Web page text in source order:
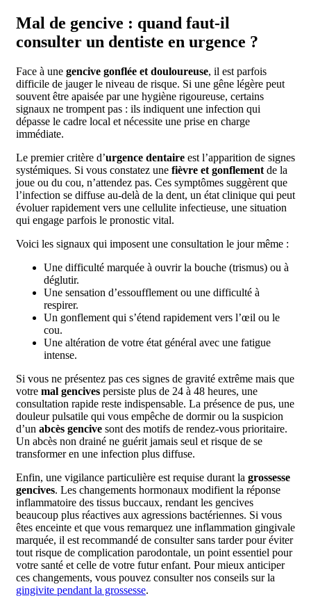
Mal de gencive : quand faut-il
consulter un dentiste en urgence ?
Face à une gencive gonflée et douloureuse, il est parfois
difficile de jauger le niveau de risque. Si une gêne légère peut
souvent être apaisée par une hygiène rigoureuse, certains
signaux ne trompent pas : ils indiquent une infection qui
dépasse le cadre local et nécessite une prise en charge
immédiate.
Le premier critère d’urgence dentaire est l’apparition de signes
systémiques. Si vous constatez une fièvre et gonflement de la
joue ou du cou, n’attendez pas. Ces symptômes suggèrent que
l’infection se diffuse au-delà de la dent, un état clinique qui peut
évoluer rapidement vers une cellulite infectieuse, une situation
qui engage parfois le pronostic vital.
Voici les signaux qui imposent une consultation le jour même :
Une difficulté marquée à ouvrir la bouche (trismus) ou à
déglutir.
Une sensation d’essoufflement ou une difficulté à
respirer.
Un gonflement qui s’étend rapidement vers l’œil ou le
cou.
Une altération de votre état général avec une fatigue
intense.
Si vous ne présentez pas ces signes de gravité extrême mais que
votre mal gencives persiste plus de 24 à 48 heures, une
consultation rapide reste indispensable. La présence de pus, une
douleur pulsatile qui vous empêche de dormir ou la suspicion
d’un abcès gencive sont des motifs de rendez-vous prioritaire.
Un abcès non drainé ne guérit jamais seul et risque de se
transformer en une infection plus diffuse.
Enfin, une vigilance particulière est requise durant la grossesse
gencives. Les changements hormonaux modifient la réponse
inflammatoire des tissus buccaux, rendant les gencives
beaucoup plus réactives aux agressions bactériennes. Si vous
êtes enceinte et que vous remarquez une inflammation gingivale
marquée, il est recommandé de consulter sans tarder pour éviter
tout risque de complication parodontale, un point essentiel pour
votre santé et celle de votre futur enfant. Pour mieux anticiper
ces changements, vous pouvez consulter nos conseils sur la
gingivite pendant la grossesse.